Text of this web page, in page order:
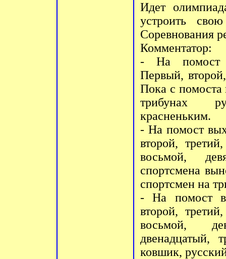
Идет
устроить
Соревнования
Комментатор:
- На помост
Первый,
Пока с помоста
трибунах
красненьким.
- На помост
второй,
восьмой,
спортсмена
спортсмен на
- На помост
второй,
восьмой,
двенадцатый,
ковшик,